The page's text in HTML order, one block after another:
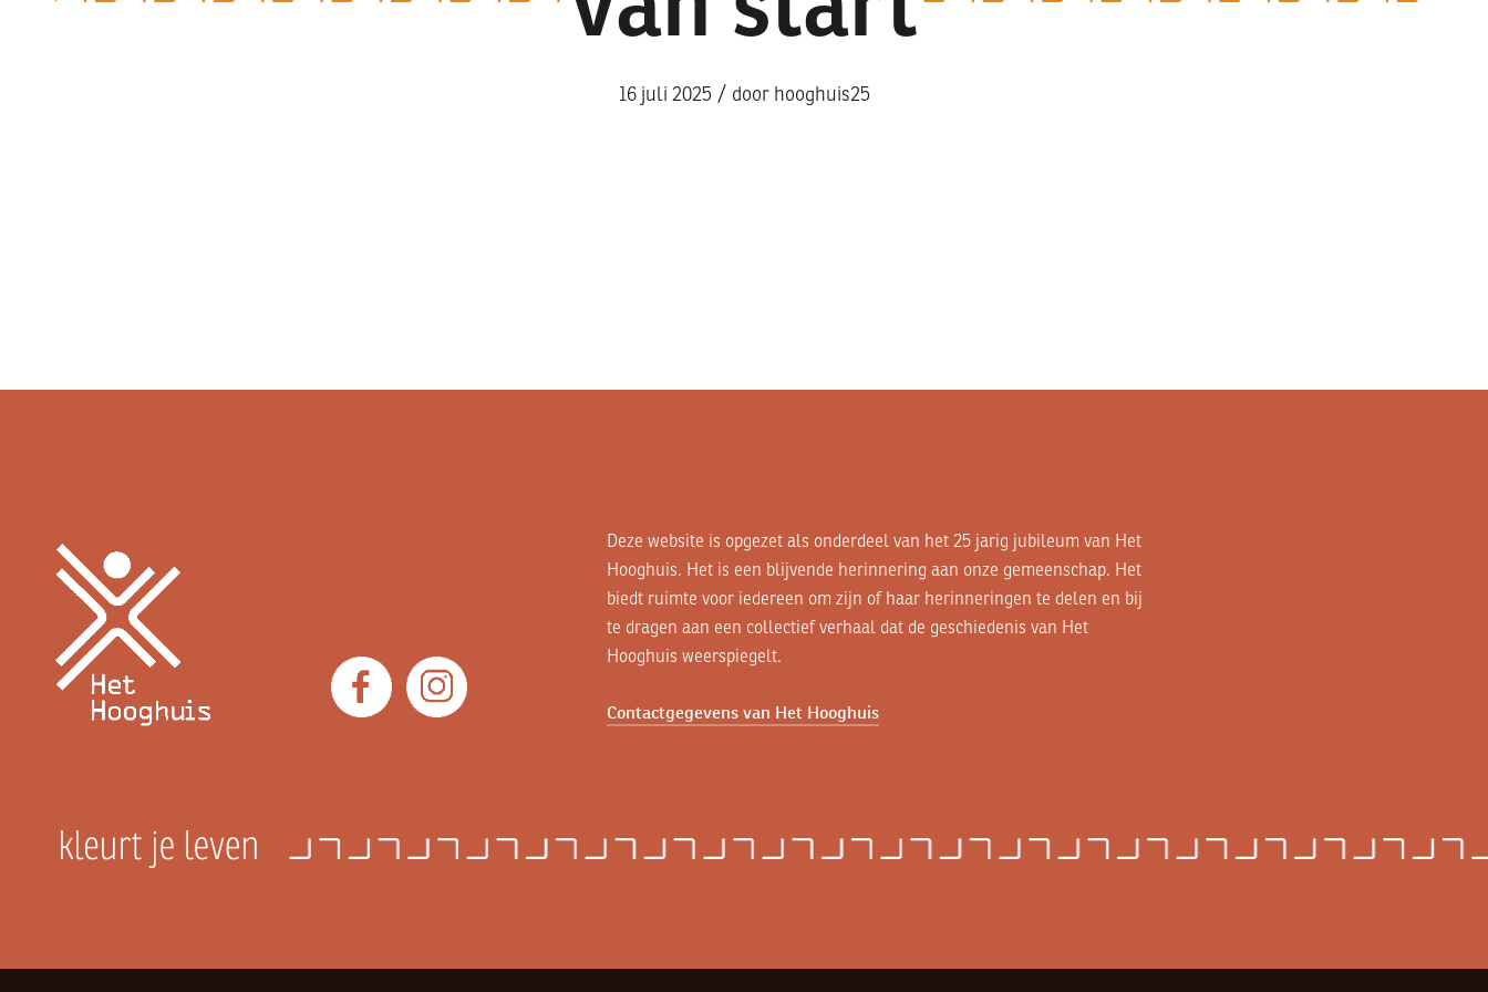
16 juli 2025 / door hooghuis25
Deze website is opgezet als onderdeel van het 25 jarig jubileum van Het
Hooghuis. Het is een blijvende herinnering aan onze gemeenschap. Het
biedt ruimte voor iedereen om zijn of haar herinneringen te delen en bij
te dragen aan een collectief verhaal dat de geschiedenis van Het
Hooghuis weerspiegelt.
Contactgegevens van Het Hooghuis